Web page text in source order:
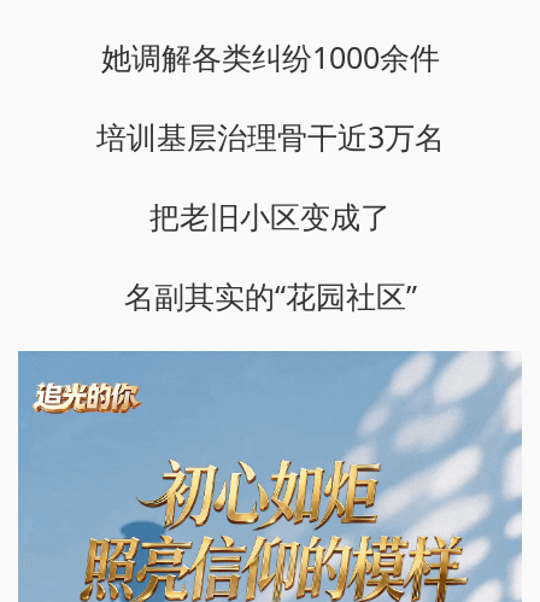
她调解各类纠纷1000余件
培训基层治理骨干近3万名
把老旧小区变成了
名副其实的“花园社区”